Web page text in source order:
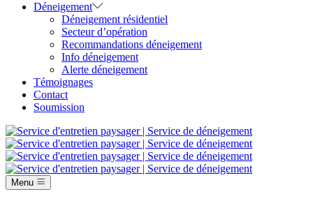
Déneigement
Déneigement résidentiel
Secteur d’opération
Recommandations déneigement
Info déneigement
Alerte déneigement
Témoignages
Contact
Soumission
Menu